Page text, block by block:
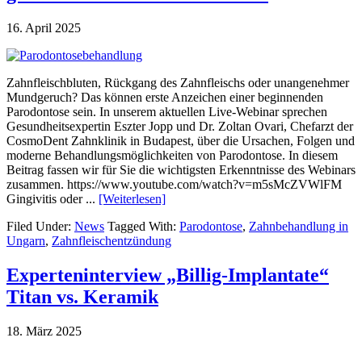
16. April 2025
Zahnfleischbluten, Rückgang des Zahnfleischs oder unangenehmer
Mundgeruch? Das können erste Anzeichen einer beginnenden
Parodontose sein. In unserem aktuellen Live-Webinar sprechen
Gesundheitsexpertin Eszter Jopp und Dr. Zoltan Ovari, Chefarzt der
CosmoDent Zahnklinik in Budapest, über die Ursachen, Folgen und
moderne Behandlungsmöglichkeiten von Parodontose. In diesem
Beitrag fassen wir für Sie die wichtigsten Erkenntnisse des Webinars
zusammen. https://www.youtube.com/watch?v=m5sMcZVWlFM
Gingivitis oder ... [Weiterlesen]
Filed Under: News Tagged With: Parodontose, Zahnbehandlung in
Ungarn, Zahnfleischentzündung
Experteninterview „Billig-Implantate“
Titan vs. Keramik
18. März 2025